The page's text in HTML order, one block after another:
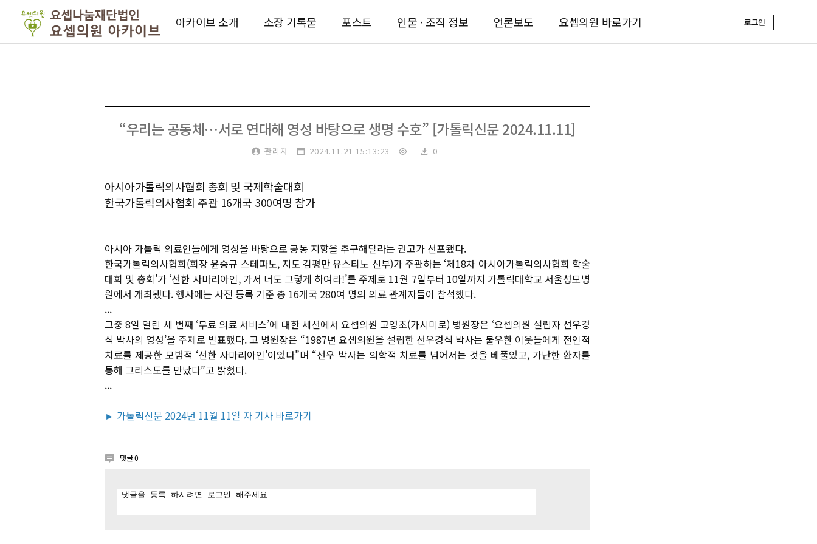
아카이브 소개 소장 기록물 포스트 인물 · 조직 정보 언론보도 요셉의원 바로가기 로그인
“우리는 공동체…서로 연대해 영성 바탕으로 생명 수호” [가톨릭신문 2024.11.11]
관리자 2024.11.21 15:13:23 0
아시아가톨릭의사협회 총회 및 국제학술대회
한국가톨릭의사협회 주관 16개국 300여명 참가
아시아 가톨릭 의료인들에게 영성을 바탕으로 공동 지향을 추구해달라는 권고가 선포됐다.
한국가톨릭의사협회(회장 윤승규 스테파노, 지도 김평만 유스티노 신부)가 주관하는 ‘제18차 아시아가톨릭의사협회 학술
대회 및 총회’가 ‘선한 사마리아인, 가서 너도 그렇게 하여라!’를 주제로 11월 7일부터 10일까지 가톨릭대학교 서울성모병
원에서 개최됐다. 행사에는 사전 등록 기준 총 16개국 280여 명의 의료 관계자들이 참석했다.
...
그중 8일 열린 세 번째 ‘무료 의료 서비스’에 대한 세션에서 요셉의원 고영초(가시미로) 병원장은 ‘요셉의원 설립자 선우경
식 박사의 영성’을 주제로 발표했다. 고 병원장은 “1987년 요셉의원을 설립한 선우경식 박사는 불우한 이웃들에게 전인적
치료를 제공한 모범적 ‘선한 사마리아인’이었다”며 “선우 박사는 의학적 치료를 넘어서는 것을 베풀었고, 가난한 환자를
통해 그리스도를 만났다”고 밝혔다.
...
► 가톨릭신문 2024년 11월 11일 자 기사 바로가기
댓글0